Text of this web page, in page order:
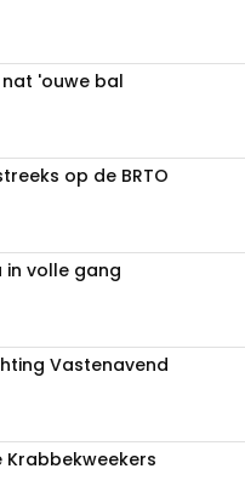
'ouwe bal
op de BRTO
in volle gang
Vastenavend
Krabbekweekers